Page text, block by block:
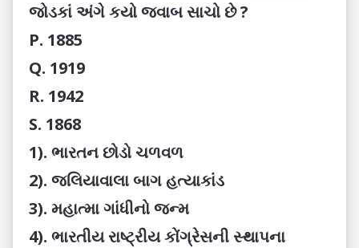
જોડકાં અંગે કયો જવાબ સાચો છે ?
P. 1885
Q. 1919
R. 1942
S. 1868
1). ભારતન છોડો ચળવળ
2). જલિયાવાલા બાગ હત્યાકાંડ
3). મહાત્મા ગાંધીનો જન્મ
4). ભારતીય રાષ્ટ્રીય કોંગ્રેસની સ્થાપના